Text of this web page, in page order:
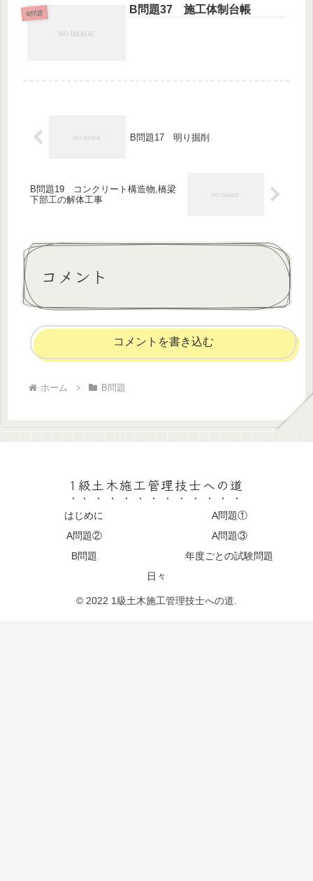
B問題 B問題37 施工体制台帳
B問題17 明り掘削
B問題19 コンクリート構造物,橋梁
下部工の解体工事
コメント
コメントを書き込む
ホーム B問題
1級土木施工管理技士への道
はじめに
A問題①
A問題②
A問題③
B問題
年度ごとの試験問題
日々
© 2022 1級土木施工管理技士への道.